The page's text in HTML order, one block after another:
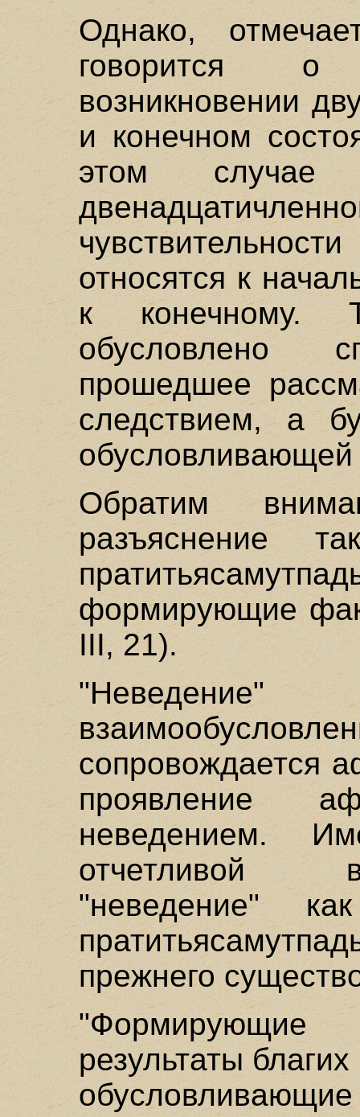
Однако,
говорится о
возникновении
и конечном
этом случае
относятся к
к конечному.
обусловлено
прошедшее
следствием, а
обусловливающей
Обратим
разъяснение
формирующие
III, 21).
сопровождается
проявление
неведением.
отчетливой
"неведение"
прежнего
результаты